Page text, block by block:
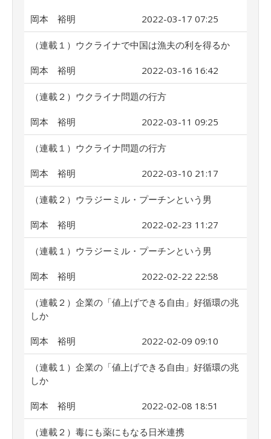
岡本 裕明 2022-03-17 07:25
（連載１）ウクライナで中国は漁夫の利を得るか
岡本 裕明 2022-03-16 16:42
（連載２）ウクライナ問題の行方
岡本 裕明 2022-03-11 09:25
（連載１）ウクライナ問題の行方
岡本 裕明 2022-03-10 21:17
（連載２）ウラジーミル・プーチンという男
岡本 裕明 2022-02-23 11:27
（連載１）ウラジーミル・プーチンという男
岡本 裕明 2022-02-22 22:58
（連載２）企業の「値上げできる自由」好循環の兆
しか
岡本 裕明 2022-02-09 09:10
（連載１）企業の「値上げできる自由」好循環の兆
しか
岡本 裕明 2022-02-08 18:51
（連載２）毒にも薬にもなる日米連携